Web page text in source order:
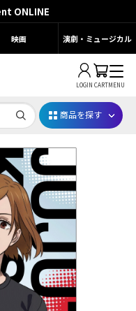
ONLINE
映画 演劇・ミュージカル
LOGIN CARTMENU
商品を探す